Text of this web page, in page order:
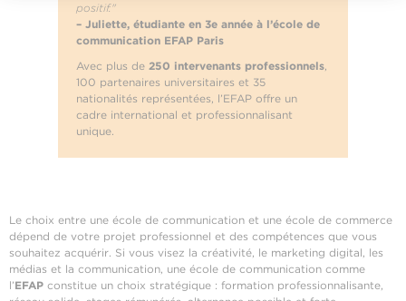
positif."
– Juliette, étudiante en 3e année à l’école de
communication EFAP Paris
Avec plus de 250 intervenants professionnels,
100 partenaires universitaires et 35
nationalités représentées, l’EFAP offre un
cadre international et professionnalisant
unique.
Le choix entre une école de communication et une école de commerce
dépend de votre projet professionnel et des compétences que vous
souhaitez acquérir. Si vous visez la créativité, le marketing digital, les
médias et la communication, une école de communication comme
l’EFAP constitue un choix stratégique : formation professionnalisante,